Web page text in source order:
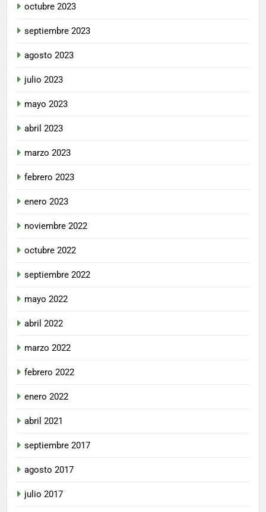
octubre 2023
septiembre 2023
agosto 2023
julio 2023
mayo 2023
abril 2023
marzo 2023
febrero 2023
enero 2023
noviembre 2022
octubre 2022
septiembre 2022
mayo 2022
abril 2022
marzo 2022
febrero 2022
enero 2022
abril 2021
septiembre 2017
agosto 2017
julio 2017